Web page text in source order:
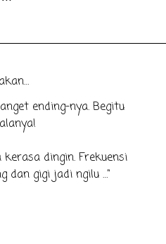
ending-nya. Begitu
dingin. Frekuensi
dan gigi jadi ngilu …"